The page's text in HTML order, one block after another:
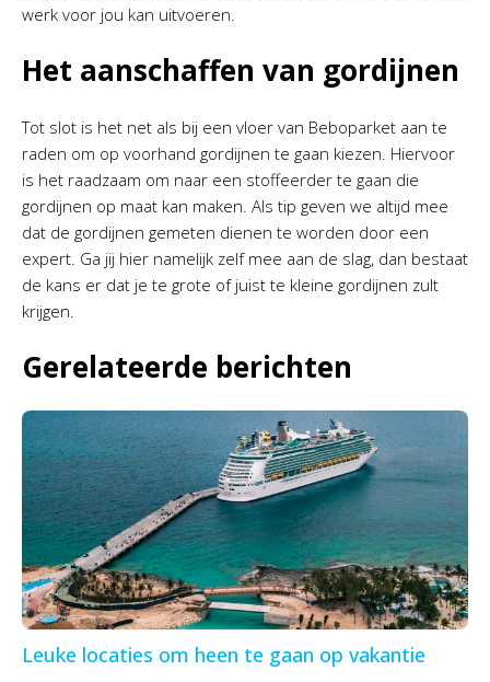
werk voor jou kan uitvoeren.
Het aanschaffen van gordijnen
Tot slot is het net als bij een vloer van Beboparket aan te
raden om op voorhand gordijnen te gaan kiezen. Hiervoor
is het raadzaam om naar een stoffeerder te gaan die
gordijnen op maat kan maken. Als tip geven we altijd mee
dat de gordijnen gemeten dienen te worden door een
expert. Ga jij hier namelijk zelf mee aan de slag, dan bestaat
de kans er dat je te grote of juist te kleine gordijnen zult
krijgen.
Gerelateerde berichten
Leuke locaties om heen te gaan op vakantie